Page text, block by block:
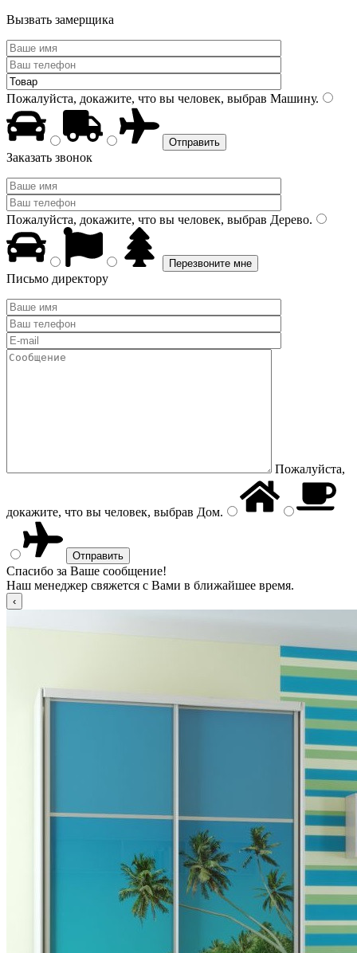
Вызвать замерщика
Пожалуйста, докажите, что вы человек, выбрав Машину.
Заказать звонок
Пожалуйста, докажите, что вы человек, выбрав Дерево.
Письмо директору
Пожалуйста,
докажите, что вы человек, выбрав Дом.
Спасибо за Ваше сообщение!
Наш менеджер свяжется с Вами в ближайшее время.